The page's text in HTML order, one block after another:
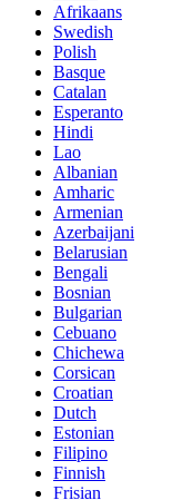
Afrikaans
Swedish
Polish
Basque
Catalan
Esperanto
Hindi
Lao
Albanian
Amharic
Armenian
Azerbaijani
Belarusian
Bengali
Bosnian
Bulgarian
Cebuano
Chichewa
Corsican
Croatian
Dutch
Estonian
Filipino
Finnish
Frisian